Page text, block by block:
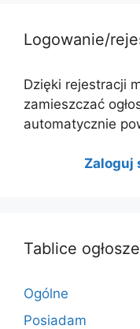
Logowanie/
Dzięki rejestracji
zamieszczać
automatycznie
Zaloguj
Tablice
Ogólne
Posiadam